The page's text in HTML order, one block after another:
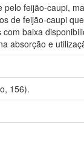
feijão-caupi,
de feijão-caupi
baixa
absorção e
156).